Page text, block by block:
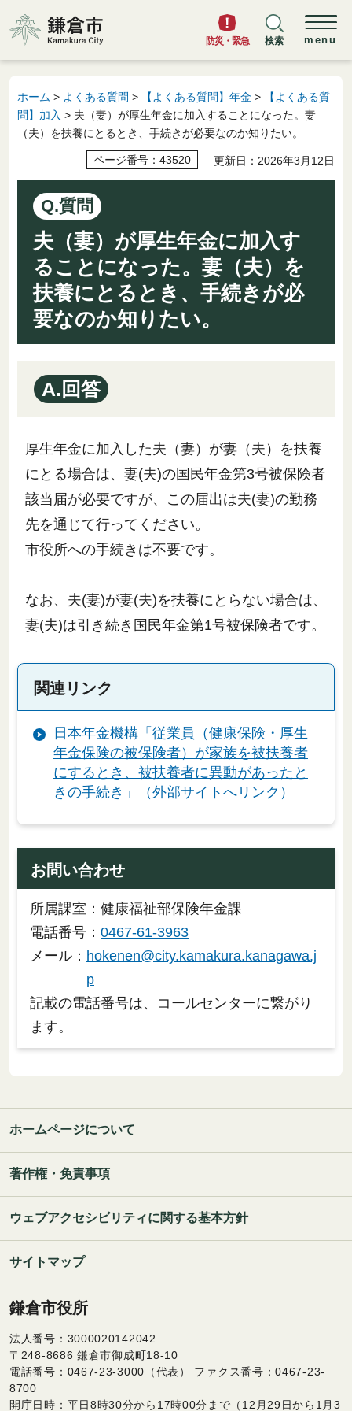
鎌倉市
防災・緊急 検索 menu
ホーム > よくある質問 > 【よくある質問】年金 >
【よくある質
問】加入 > 夫（妻）が厚生年金に加入することになった。妻
（夫）を扶養にとるとき、手続きが必要なのか知りたい。
ページ番号：43520 更新日：2026年3月12日
Q.質問
夫（妻）が厚生年金に加入す
ることになった。妻（夫）を
扶養にとるとき、手続きが必
要なのか知りたい。
A.回答
厚生年金に加入した夫（妻）が妻（夫）を扶養
にとる場合は、妻(夫)の国民年金第3号被保険者
該当届が必要ですが、この届出は夫(妻)の勤務
先を通じて行ってください。
市役所への手続きは不要です。
なお、夫(妻)が妻(夫)を扶養にとらない場合は、
妻(夫)は引き続き国民年金第1号被保険者です。
関連リンク
日本年金機構「従業員（健康保険・厚生
年金保険の被保険者）が家族を被扶養者
にするとき、被扶養者に異動があったと
きの手続き」（外部サイトへリンク）
お問い合わせ
所属課室：健康福祉部保険年金課
電話番号： 0467-61-3963
メール： hokenen@city.kamakura.kanagawa.j
p
記載の電話番号は、コールセンターに繋がり
ます。
ホームページについて
著作権・免責事項
ウェブアクセシビリティに関する基本方針
サイトマップ
鎌倉市役所
法人番号：3000020142042
〒248-8686 鎌倉市御成町18-10
電話番号：0467-23-3000（代表） ファクス番号：0467-23-
8700
開庁日時：平日8時30分から17時00分まで（12月29日から1月3